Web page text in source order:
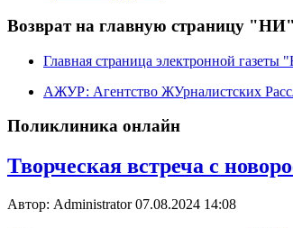
Возврат на главную страницу "НИ"
Главная страница электронной
АЖУР: Агентство ЖУрналистских
Поликлиника онлайн
Творческая встреча c
Автор: Administrator07.08.2024 14:08